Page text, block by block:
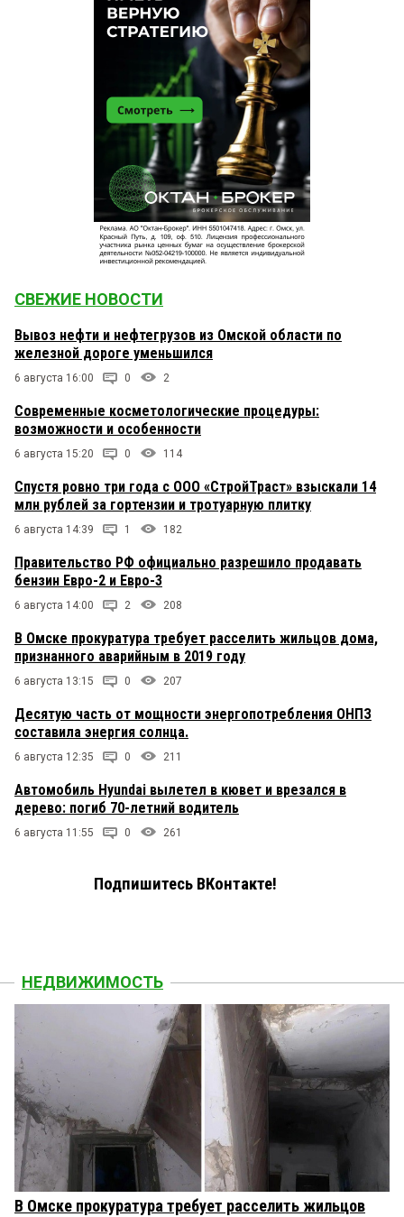
СВЕЖИЕ НОВОСТИ
Вывоз нефти и нефтегрузов из Омской области по
железной дороге уменьшился
6 августа 16:00 0 2
Современные косметологические процедуры:
возможности и особенности
6 августа 15:20 0 114
Спустя ровно три года с ООО «СтройТраст» взыскали 14
млн рублей за гортензии и тротуарную плитку
6 августа 14:39 1 182
Правительство РФ официально разрешило продавать
бензин Евро-2 и Евро-3
6 августа 14:00 2 208
В Омске прокуратура требует расселить жильцов дома,
признанного аварийным в 2019 году
6 августа 13:15 0 207
Десятую часть от мощности энергопотребления ОНПЗ
составила энергия солнца.
6 августа 12:35 0 211
Автомобиль Hyundai вылетел в кювет и врезался в
дерево: погиб 70-летний водитель
6 августа 11:55 0 261
Подпишитесь ВКонтакте!
НЕДВИЖИМОСТЬ
В Омске прокуратура требует расселить жильцов